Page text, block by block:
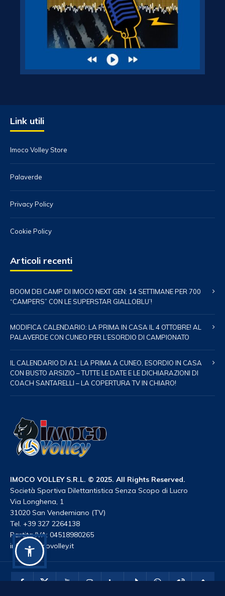
Link utili
Imoco Volley Store
Palaverde
Privacy Policy
Cookie Policy
Articoli recenti
BOOM DEI CAMP DI IMOCO NEXT GEN: 14 SETTIMANE PER 700
“CAMPERS” CON LE SUPERSTAR GIALLOBLU’!
MODIFICA CALENDARIO: LA PRIMA IN CASA IL 4 OTTOBRE! AL
PALAVERDE CON CUNEO PER L’ESORDIO DI CAMPIONATO
IL CALENDARIO DI A1: LA PRIMA A CUNEO, ESORDIO IN CASA
CON BUSTO ARSIZIO – TUTTE LE DATE E LE DICHIARAZIONI DI
COACH SANTARELLI – LA COPERTURA TV IN CHIARO!
IMOCO VOLLEY S.R.L. © 2025. All Rights Reserved.
Società Sportiva Dilettantistica Senza Scopo di Lucro
Via Longhena, 1
31020 San Vendemiano (TV)
Tel. +39 327 2264138
Partita IVA: 04518980265
info@imocovolley.it